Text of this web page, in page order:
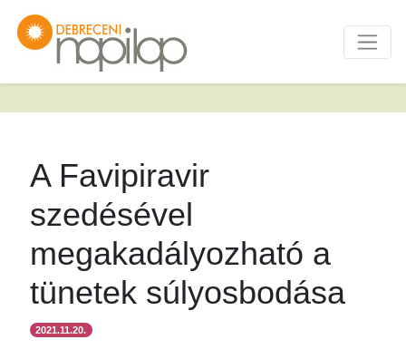
A Favipiravir
szedésével
megakadályozható a
tünetek súlyosbodása
2021.11.20.